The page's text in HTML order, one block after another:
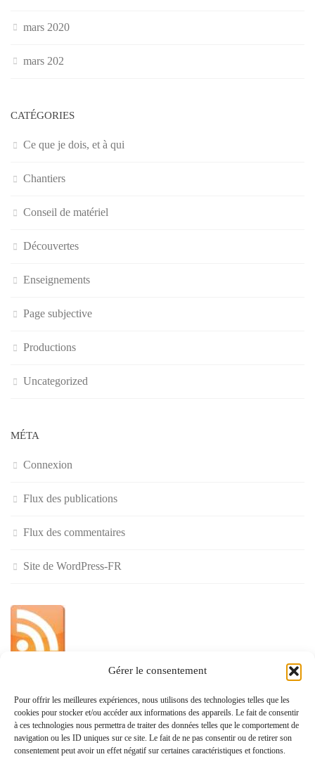
Gérer le consentement
Pour offrir les meilleures expériences, nous utilisons des technologies telles que les
cookies pour stocker et/ou accéder aux informations des appareils. Le fait de consentir
à ces technologies nous permettra de traiter des données telles que le comportement de
navigation ou les ID uniques sur ce site. Le fait de ne pas consentir ou de retirer son
consentement peut avoir un effet négatif sur certaines caractéristiques et fonctions.
mars 2020
mars 202
CATÉGORIES
Ce que je dois, et à qui
Chantiers
Conseil de matériel
Découvertes
Enseignements
Page subjective
Productions
Uncategorized
MÉTA
Connexion
Flux des publications
Flux des commentaires
Site de WordPress-FR
»
Politique de confidentialité